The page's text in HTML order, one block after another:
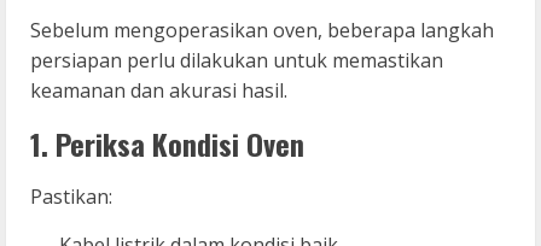
Sebelum mengoperasikan oven, beberapa langkah
persiapan perlu dilakukan untuk memastikan
keamanan dan akurasi hasil.
1. Periksa Kondisi Oven
Pastikan: